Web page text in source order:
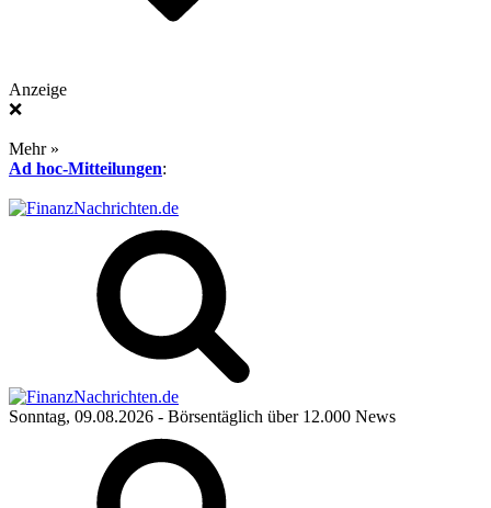
Anzeige
❌
Mehr »
Ad hoc-Mitteilungen:
Sonntag, 09.08.2026 - Börsentäglich über 12.000 News